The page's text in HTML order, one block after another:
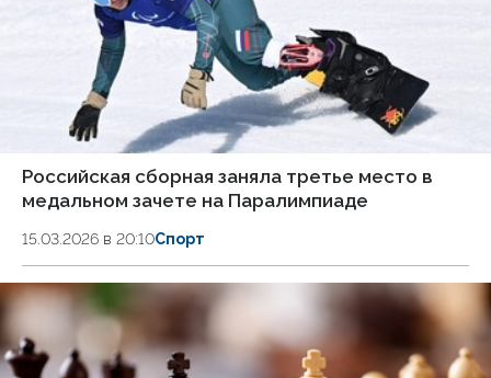
Российская сборная заняла третье место в
медальном зачете на Паралимпиаде
15.03.2026 в 20:10Спорт